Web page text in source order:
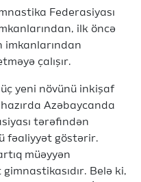
Federasiyası
ilk öncə
imkanlarından
çalışır.
yeni növünü inkişaf
Azəbaycanda
tərəfindən
fəaliyyət göstərir.
müəyyən
Belə ki,